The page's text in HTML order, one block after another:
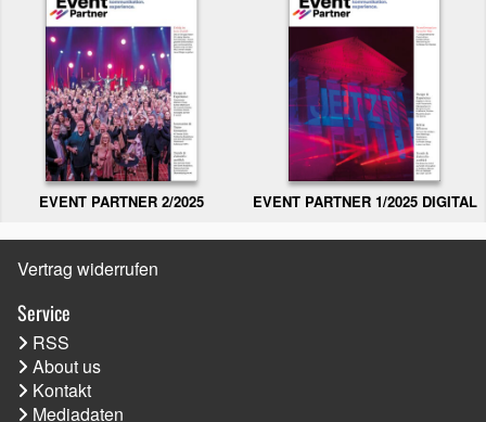
EVENT PARTNER 2/2025 EVENT PARTNER 1/2025 DIGITAL
Vertrag widerrufen
Service
RSS
About us
Kontakt
Mediadaten